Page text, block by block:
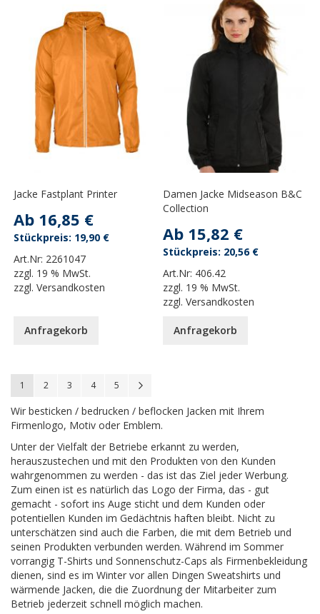
Jacke Fastplant Printer
Ab 16,85 €
Art.Nr: 2261047
zzgl. 19 % MwSt.
zzgl.Versandkosten
19,90 €
Anfragekorb
Damen Jacke Midseason B&C
Collection
Ab 15,82 €
Art.Nr: 406.42
zzgl. 19 % MwSt.
zzgl.Versandkosten
20,56 €
Anfragekorb
Seite
You're currently reading page
1 Seite
2 Seite
3 Seite
4 Seite
5
Wir besticken / bedrucken / beflocken Jacken mit Ihrem
Firmenlogo, Motiv oder Emblem.
Unter der Vielfalt der Betriebe erkannt zu werden,
herauszustechen und mit den Produkten von den Kunden
wahrgenommen zu werden - das ist das Ziel jeder Werbung.
Zum einen ist es natürlich das Logo der Firma, das - gut
gemacht - sofort ins Auge sticht und dem Kunden oder
potentiellen Kunden im Gedächtnis haften bleibt. Nicht zu
unterschätzen sind auch die Farben, die mit dem Betrieb und
seinen Produkten verbunden werden. Während im Sommer
vorrangig T-Shirts und Sonnenschutz-Caps als Firmenbekleidung
dienen, sind es im Winter vor allen Dingen Sweatshirts und
wärmende Jacken, die die Zuordnung der Mitarbeiter zum
Betrieb jederzeit schnell möglich machen.